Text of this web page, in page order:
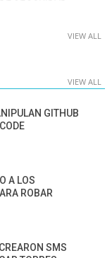
VIEW ALL
VIEW ALL
GITHUB
A LOS
ROBAR
SMS